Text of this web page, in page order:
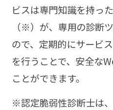
ビスは専門知識を持っ
（※）が、専用の診断
ので、定期的にサービ
を行うことで、安全な
ことができます。
※認定脆弱性診断士は